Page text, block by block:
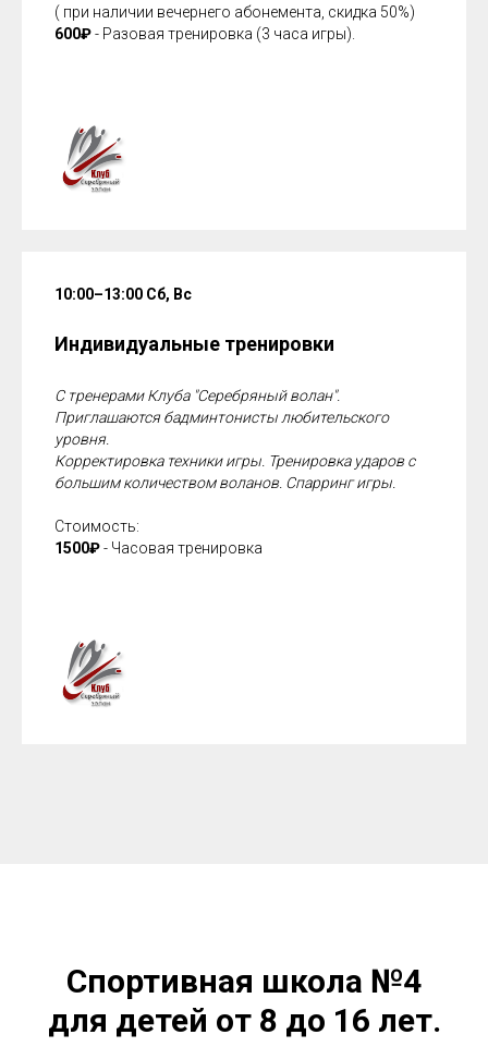
( при наличии вечернего абонемента, скидка 50%)
600₽- Разовая тренировка (3 часа игры).
10:00–13:00 Сб, Вс
Индивидуальные тренировки
С тренерами Клуба "Серебряный волан".
Приглашаются бадминтонисты любительского
уровня.
Корректировка техники игры. Тренировка ударов с
большим количеством воланов. Спарринг игры.
Стоимость:
1500₽- Часовая тренировка
Спортивная школа №4
для детей от 8 до 16 лет.